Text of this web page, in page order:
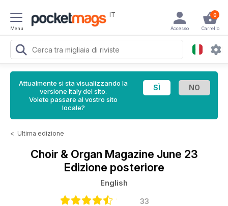
Menu
IT 0
Carrello
Accesso
Attualmente si sta visualizzando la
versione Italy del sito.
Volete passare al vostro sito
locale?
< Ultima edizione
Choir & Organ Magazine June 23
Edizione posteriore
English
33